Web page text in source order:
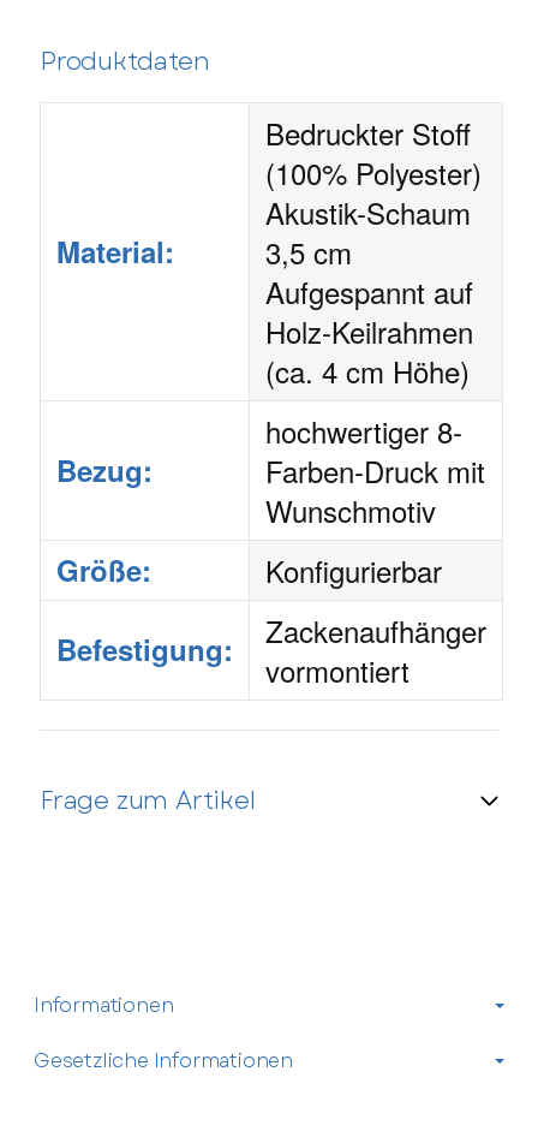
Produktdaten
Material:
Bedruckter Stoff
(100% Polyester)
Akustik-Schaum
3,5 cm
Aufgespannt auf
Holz-Keilrahmen
(ca. 4 cm Höhe)
Bezug:
hochwertiger 8-
Farben-Druck mit
Wunschmotiv
Größe: Konfigurierbar
Befestigung:
Zackenaufhänger
vormontiert
Frage zum Artikel
Vorname
Informationen
Gesetzliche Informationen